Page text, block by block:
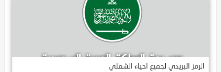
الرمز البريدي لجميع احياء الشملي